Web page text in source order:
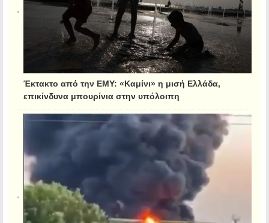
Έκτακτο από την ΕΜΥ: «Καμίνι» η μισή Ελλάδα,
επικίνδυνα μπουρίνια στην υπόλοιπη